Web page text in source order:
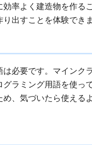
率よく建造物を作る
出すことを体験できま
必要です。マインク
ラミング用語を使っ
、気づいたら使える